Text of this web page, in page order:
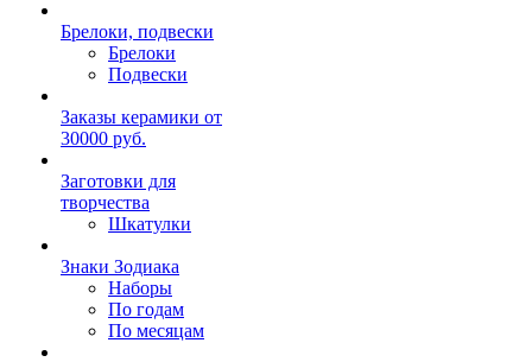
Брелоки, подвески
Брелоки
Подвески
Заказы керамики от
30000 руб.
Заготовки для
творчества
Шкатулки
Знаки Зодиака
Наборы
По годам
По месяцам